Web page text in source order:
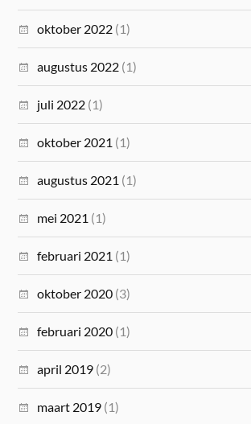
oktober 2022 (1)
augustus 2022 (1)
juli 2022 (1)
oktober 2021 (1)
augustus 2021 (1)
mei 2021 (1)
februari 2021 (1)
oktober 2020 (3)
februari 2020 (1)
april 2019 (2)
maart 2019 (1)